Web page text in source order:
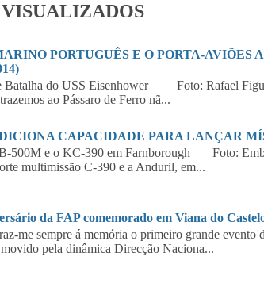
PORTUGUÊS E O PORTA-AVIÕES
Batalha do USS Eisenhower Foto: Rafael
ao Pássaro de Ferro nã...
CAPACIDADE PARA LANÇAR
500M e o KC-390 em Farnborough Foto:
multimissão C-390 e a Anduril, em...
da FAP comemorado em Viana do
me sempre á memória o primeiro grande evento
pela dinâmica Direcção Naciona...